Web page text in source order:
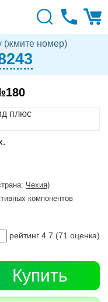
(жмите номер)
Чехия)
компонентов
рейтинг 4.7 (71 оценка)
Купить